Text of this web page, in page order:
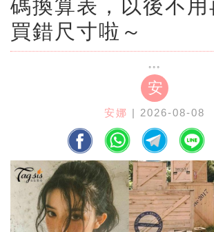
碼換算表，以後不用
買錯尺寸啦～
安
安娜 | 2026-08-08